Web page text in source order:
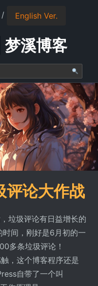
/ English Ver.
溪博客
论大作战
垃圾评论有日益增长的
间，刚好是6月初的一
多条垃圾评论！
，这个博客程序还是
自带了一个叫